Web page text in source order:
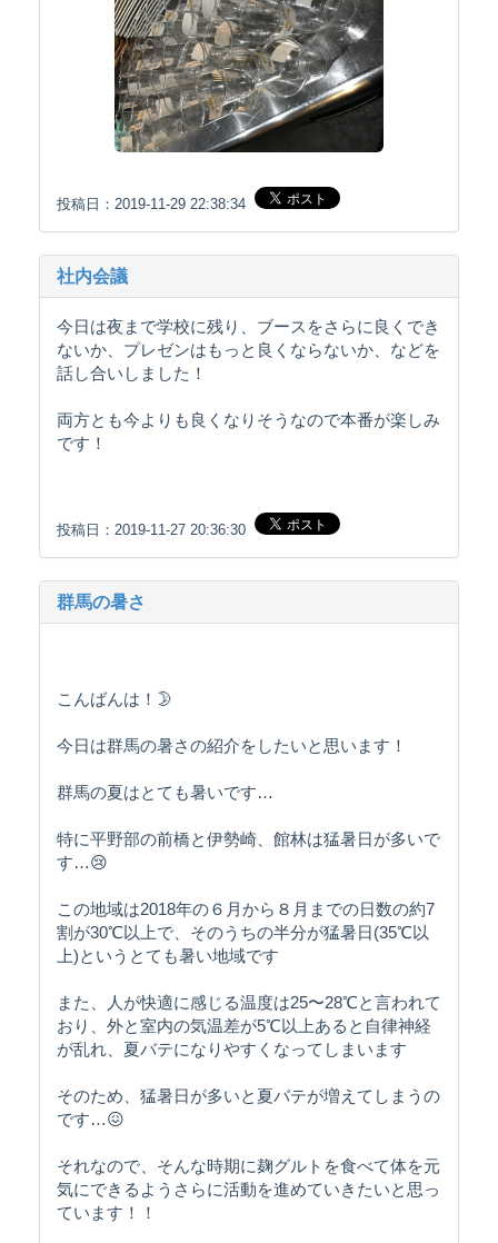
投稿日：2019-11-29 22:38:34
社内会議
今日は夜まで学校に残り、ブースをさらに良くでき
ないか、プレゼンはもっと良くならないか、などを
話し合いしました！
両方とも今よりも良くなりそうなので本番が楽しみ
です！
投稿日：2019-11-27 20:36:30
群馬の暑さ
こんばんは！🌛
今日は群馬の暑さの紹介をしたいと思います！
群馬の夏はとても暑いです…
特に平野部の前橋と伊勢崎、館林は猛暑日が多いで
す…😢
この地域は2018年の６月から８月までの日数の約7
割が30℃以上で、そのうちの半分が猛暑日(35℃以
上)というとても暑い地域です
また、人が快適に感じる温度は25〜28℃と言われて
おり、外と室内の気温差が5℃以上あると自律神経
が乱れ、夏バテになりやすくなってしまいます
そのため、猛暑日が多いと夏バテが増えてしまうの
です…😖
それなので、そんな時期に麹グルトを食べて体を元
気にできるようさらに活動を進めていきたいと思っ
ています！！